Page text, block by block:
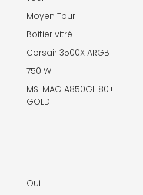
Moyen Tour
Boitier vitré
Corsair 3500X ARGB
750 W
MSI MAG A850GL 80+
GOLD
Oui